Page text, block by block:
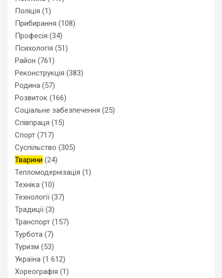
Поліція (1)
Прибирання (108)
Професія (34)
Психологія (51)
Район (761)
Реконструкція (383)
Родина (57)
Розвиток (166)
Соціальне забезпечення (25)
Співпраця (15)
Спорт (717)
Суспільство (305)
Тварини (24)
Тепломодернізація (1)
Техніка (10)
Технології (37)
Традиції (3)
Транспорт (157)
Турбота (7)
Туризм (53)
Україна (1 612)
Хореографія (1)